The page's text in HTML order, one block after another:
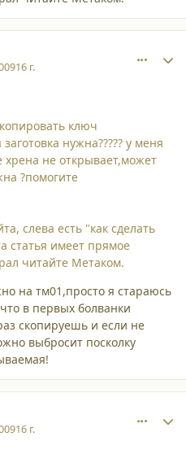
16 г.
ключ
нужна????? у меня
хрена не открывает,может
?помогите
слева есть "как сделать
статья имеет прямое
читайте Метаком.
на тм01,просто я стараюсь
в первых болванки
скопируешь и если не
выбросит посколку
16 г.